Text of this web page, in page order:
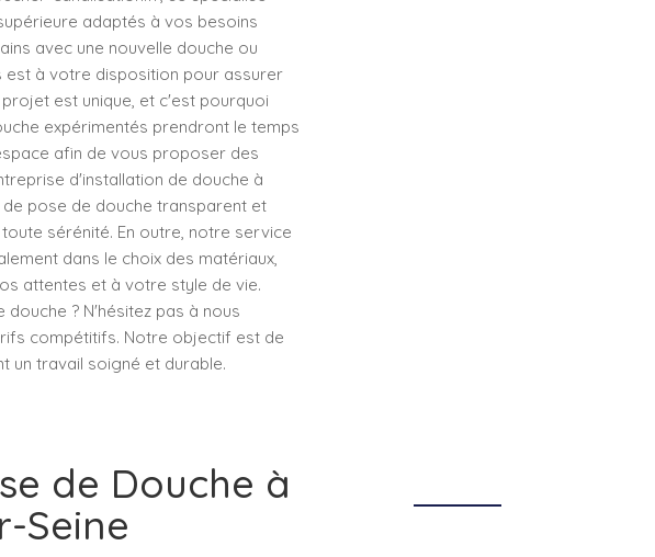
adaptés à vos besoins
avec une nouvelle douche ou
est à votre disposition pour assurer
est unique, et c'est pourquoi
expérimentés prendront le temps
afin de vous proposer des
d'installation de douche à
pose de douche transparent et
sérénité. En outre, notre service
dans le choix des matériaux,
attentes et à votre style de vie.
? N'hésitez pas à nous
compétitifs. Notre objectif est de
un travail soigné et durable.
de Douche à
Seine